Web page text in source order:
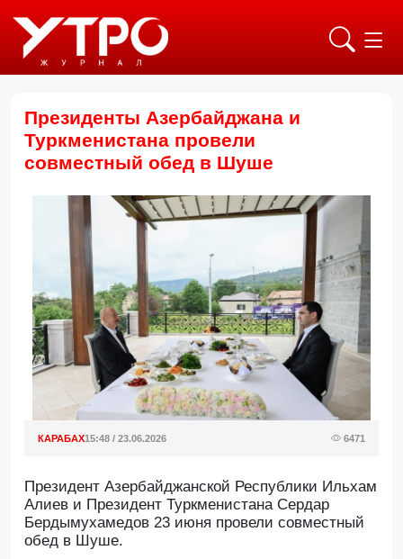
Президенты Азербайджана и
Туркменистана провели
совместный обед в Шуше
КАРАБАХ15:48 / 23.06.2026 6471
Президент Азербайджанской Республики Ильхам
Алиев и Президент Туркменистана Сердар
Бердымухамедов 23 июня провели совместный
обед в Шуше.